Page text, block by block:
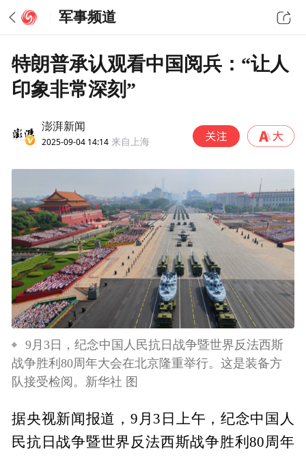
军事频道
特朗普承认观看中国阅兵：“让人
印象非常深刻”
澎湃新闻
2025-09-04 14:14 来自上海
9月3日，纪念中国人民抗日战争暨世界反法西斯
战争胜利80周年大会在北京隆重举行。这是装备方
队接受检阅。新华社 图
据央视新闻报道，9月3日上午，纪念中国人
民抗日战争暨世界反法西斯战争胜利80周年